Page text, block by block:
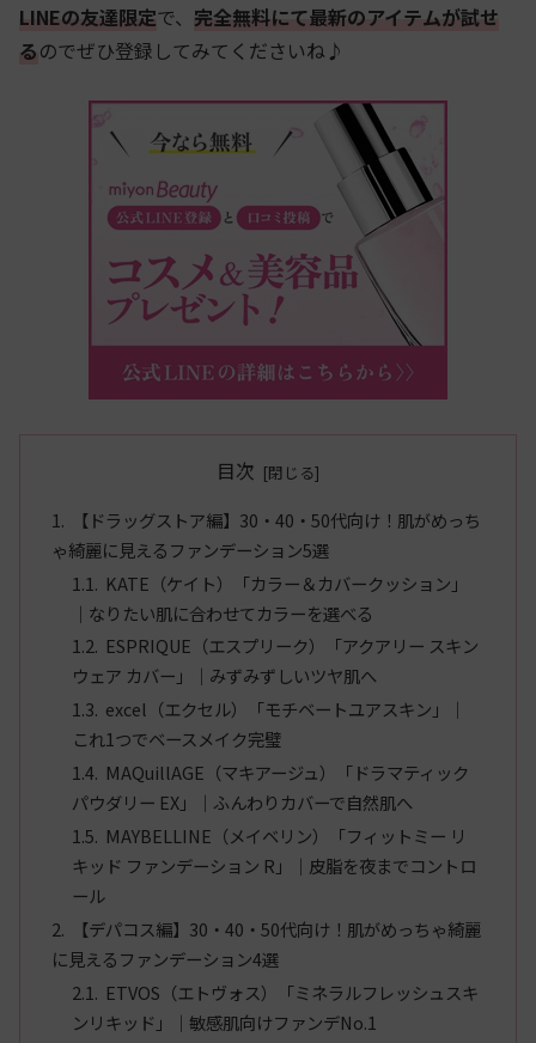
LINEの友達限定で、 完全無料にて最新のアイテムが試せ
るのでぜひ登録してみてくださいね♪
目次
【ドラッグストア編】30・40・50代向け！肌がめっち
ゃ綺麗に見えるファンデーション5選
KATE（ケイト）「カラー＆カバークッション」
｜なりたい肌に合わせてカラーを選べる
ESPRIQUE（エスプリーク）「アクアリー スキン
ウェア カバー」｜みずみずしいツヤ肌へ
excel（エクセル）「モチベートユアスキン」｜
これ1つでベースメイク完璧
MAQuillAGE（マキアージュ）「ドラマティック
パウダリー EX」｜ふんわりカバーで自然肌へ
MAYBELLINE（メイベリン）「フィットミー リ
キッド ファンデーション R」｜皮脂を夜までコントロ
ール
【デパコス編】30・40・50代向け！肌がめっちゃ綺麗
に見えるファンデーション4選
ETVOS（エトヴォス）「ミネラルフレッシュスキ
ンリキッド」｜敏感肌向けファンデNo.1